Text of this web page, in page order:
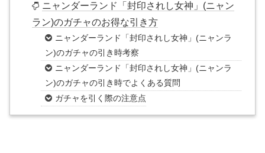
ニャンダーランド「封印されし女神」(ニャン
ラン)のガチャのお得な引き方
ニャンダーランド「封印されし女神」(ニャンラ
ン)のガチャの引き時考察
ニャンダーランド「封印されし女神」(ニャンラ
ン)のガチャの引き時でよくある質問
ガチャを引く際の注意点